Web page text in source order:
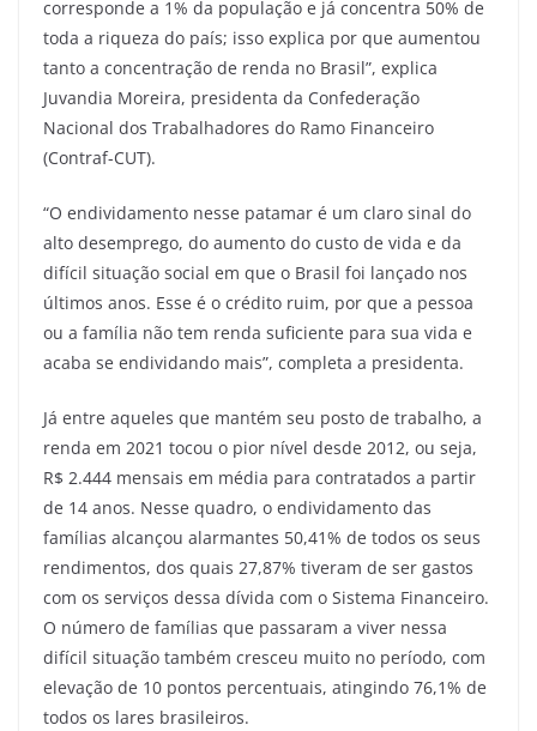
corresponde a 1% da população e já concentra 50% de
toda a riqueza do país; isso explica por que aumentou
tanto a concentração de renda no Brasil”, explica
Juvandia Moreira, presidenta da Confederação
Nacional dos Trabalhadores do Ramo Financeiro
(Contraf-CUT).
“O endividamento nesse patamar é um claro sinal do
alto desemprego, do aumento do custo de vida e da
difícil situação social em que o Brasil foi lançado nos
últimos anos. Esse é o crédito ruim, por que a pessoa
ou a família não tem renda suficiente para sua vida e
acaba se endividando mais”, completa a presidenta.
Já entre aqueles que mantém seu posto de trabalho, a
renda em 2021 tocou o pior nível desde 2012, ou seja,
R$ 2.444 mensais em média para contratados a partir
de 14 anos. Nesse quadro, o endividamento das
famílias alcançou alarmantes 50,41% de todos os seus
rendimentos, dos quais 27,87% tiveram de ser gastos
com os serviços dessa dívida com o Sistema Financeiro.
O número de famílias que passaram a viver nessa
difícil situação também cresceu muito no período, com
elevação de 10 pontos percentuais, atingindo 76,1% de
todos os lares brasileiros.